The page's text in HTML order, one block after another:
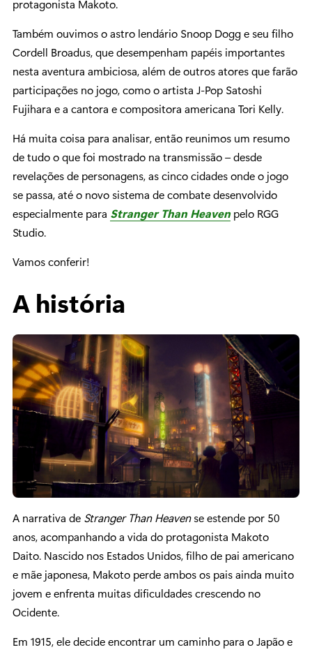
protagonista Makoto.
Também ouvimos o astro lendário Snoop Dogg e seu filho
Cordell Broadus, que desempenham papéis importantes
nesta aventura ambiciosa, além de outros atores que farão
participações no jogo, como o artista J-Pop Satoshi
Fujihara e a cantora e compositora americana Tori Kelly.
Há muita coisa para analisar, então reunimos um resumo
de tudo o que foi mostrado na transmissão – desde
revelações de personagens, as cinco cidades onde o jogo
se passa, até o novo sistema de combate desenvolvido
especialmente para Stranger Than Heavenpelo RGG
Studio.
Vamos conferir!
A história
A narrativa de Stranger Than Heavense estende por 50
anos, acompanhando a vida do protagonista Makoto
Daito. Nascido nos Estados Unidos, filho de pai americano
e mãe japonesa, Makoto perde ambos os pais ainda muito
jovem e enfrenta muitas dificuldades crescendo no
Ocidente.
Em 1915, ele decide encontrar um caminho para o Japão e